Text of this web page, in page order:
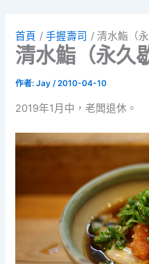
首頁 手握壽司 清水鮨（永
清水鮨（永久
作者:Jay/2010-04-10
2019年1月中，老闆退休。